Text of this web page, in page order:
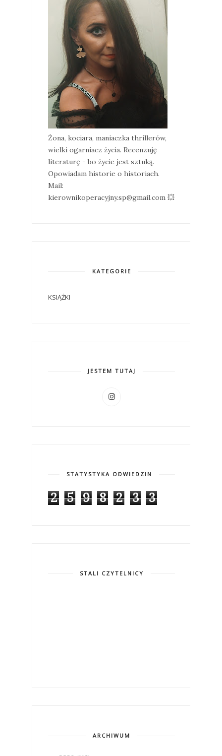
Żona, kociara, maniaczka thrillerów,
wielki ogarniacz życia. Recenzuję
literaturę - bo życie jest sztuką.
Opowiadam historie o historiach.
Mail:
kierownikoperacyjny.sp@gmail.com 💥
KATEGORIE
KSIĄŻKI
JESTEM TUTAJ
STATYSTYKA ODWIEDZIN
2 5 9 8 2 3 3
STALI CZYTELNICY
ARCHIWUM